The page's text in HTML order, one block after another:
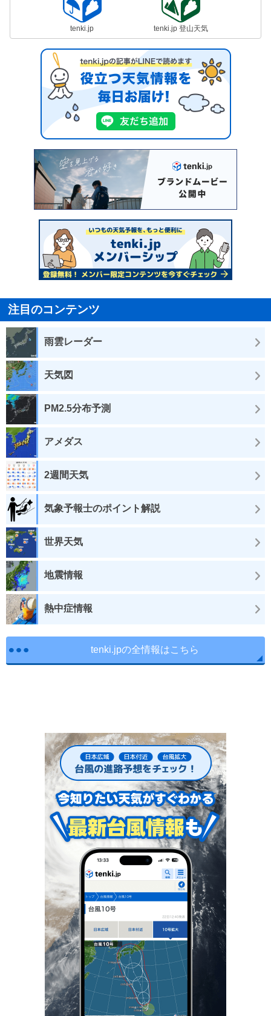
tenki.jp tenki.jp 登山天気
注目のコンテンツ
雨雲レーダー
天気図
PM2.5分布予測
アメダス
2週間天気
気象予報士のポイント解説
世界天気
地震情報
熱中症情報
tenki.jpの全情報はこちら